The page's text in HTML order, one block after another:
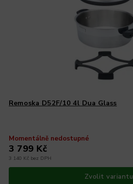
Remoska D52F/10 4l Dua Glass
Momentálně nedostupné
3 140 Kč bez DPH
3 799 Kč
Zvolit variantu